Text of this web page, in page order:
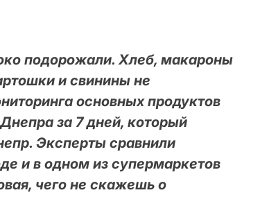
подорожали. Хлеб, макароны
и свинины не
основных продуктов
за 7 дней, который
Эксперты сравнили
и в одном из супермаркетов
чего не скажешь о